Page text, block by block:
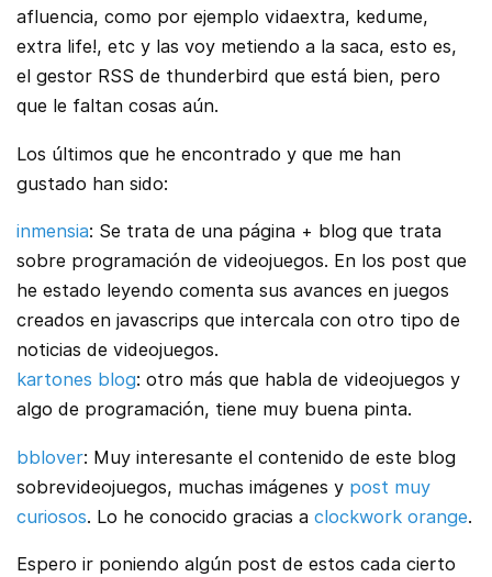
afluencia, como por ejemplo vidaextra, kedume,
extra life!, etc y las voy metiendo a la saca, esto es,
el gestor RSS de thunderbird que está bien, pero
que le faltan cosas aún.
Los últimos que he encontrado y que me han
gustado han sido:
inmensia: Se trata de una página + blog que trata
sobre programación de videojuegos. En los post que
he estado leyendo comenta sus avances en juegos
creados en javascrips que intercala con otro tipo de
noticias de videojuegos.
kartones blog: otro más que habla de videojuegos y
algo de programación, tiene muy buena pinta.
bblover: Muy interesante el contenido de este blog
sobrevideojuegos, muchas imágenes y post muy
curiosos. Lo he conocido gracias a clockwork orange.
Espero ir poniendo algún post de estos cada cierto